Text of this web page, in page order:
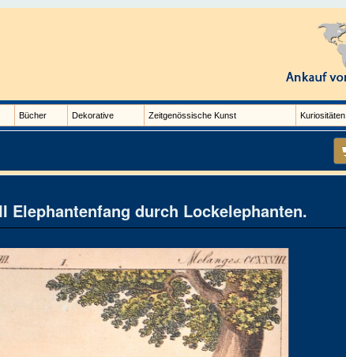
Bücher Dekorative Zeitgenössische Kunst Kuriositäten
Elephantenfang durch Lockelephanten.